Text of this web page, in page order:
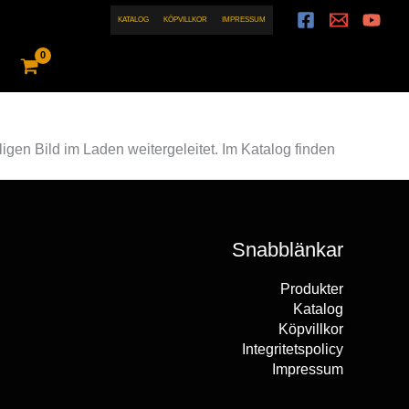
KATALOG KÖPVILLKOR IMPRESSUM
Bild im Laden weitergeleitet. Im Katalog finden
Snabblänkar
Produkter
Katalog
Köpvillkor
Integritetspolicy
Impressum